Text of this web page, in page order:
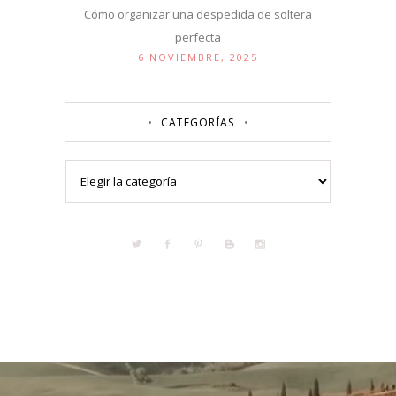
Cómo organizar una despedida de soltera
perfecta
6 NOVIEMBRE, 2025
CATEGORÍAS